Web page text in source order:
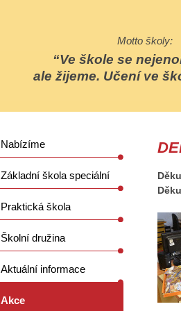
Motto školy:
Ve škole se
ale žijeme. Učení ve
Nabízíme
Základní škola speciální
Praktická škola
Školní družina
Aktuální informace
Akce